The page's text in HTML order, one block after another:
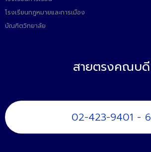
โรงเรียนกฎหมายและการเมือง
บัณฑิตวิทยาลัย
สายตรงคณบดี
02-423-9401 - 6